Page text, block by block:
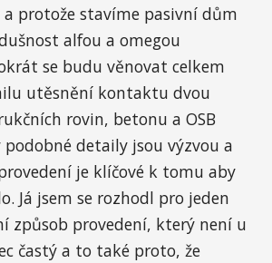
protože stavíme pasivní dům
alfou a omegou
se budu věnovat celkem
utěsnění kontaktu dvou
rovin, betonu a OSB
podobné detaily jsou výzvou a
je klíčové k tomu aby
Já jsem se rozhodl pro jeden
způsob provedení, který není u
častý a to také proto, že